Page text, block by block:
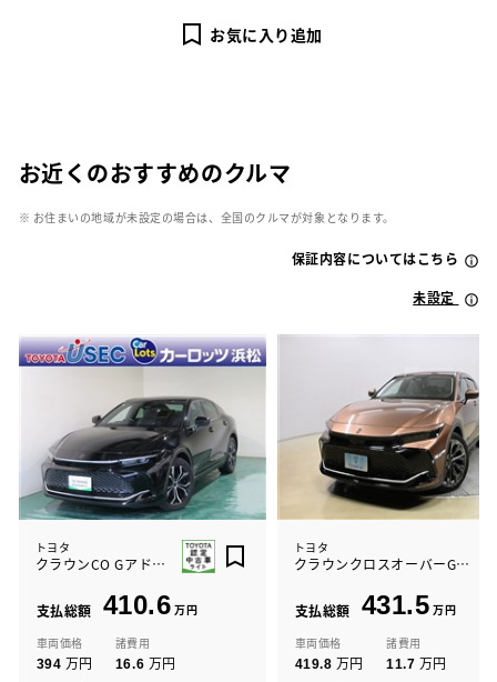
お気に入り追加
お近くのおすすめのクルマ
※ お住まいの地域が未設定の場合は、全国のクルマが対象となります。
保証内容についてはこちら
未設定
トヨタ
クラウンCO Gアドバンスド4WD
支払総額 410.6 万円
車両価格
394 万円
諸費用
16.6 万円
トヨタ
クラウンクロスオーバーGアドレザー
支払総額 431.5 万円
車両価格
419.8 万円
諸費用
11.7 万円